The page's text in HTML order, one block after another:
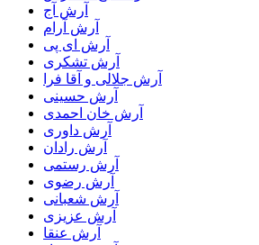
آرش آج
آرش آرام
آرش ای پی
آرش تشکری
آرش جلالی و آقا فرا
آرش حسینی
آرش خان احمدی
آرش داوری
آرش رادان
آرش رستمى
آرش رضوی
آرش شعبانی
آرش عزیزی
آرش عنقا